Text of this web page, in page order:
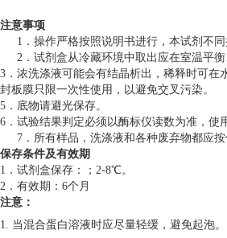
注意事项
1．操作严格按照说明书进行，本试剂不同
2．试剂盒从冷藏环境中取出应在室温平
3．浓洗涤液可能会有结晶析出，稀释时可在
封板膜只限一次性使用，以避免交叉污染。
5．底物请避光保存。
6．试验结果判定必须以酶标仪读数为准，使
7．所有样品，洗涤液和各种废弃物都应
保存条件及有效期
1．试剂盒保存：；2-8℃。
2．有效期：6个月
注意：
1. 当混合蛋白溶液时应尽量轻缓，避免起泡。